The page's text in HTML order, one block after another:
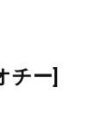
チー]